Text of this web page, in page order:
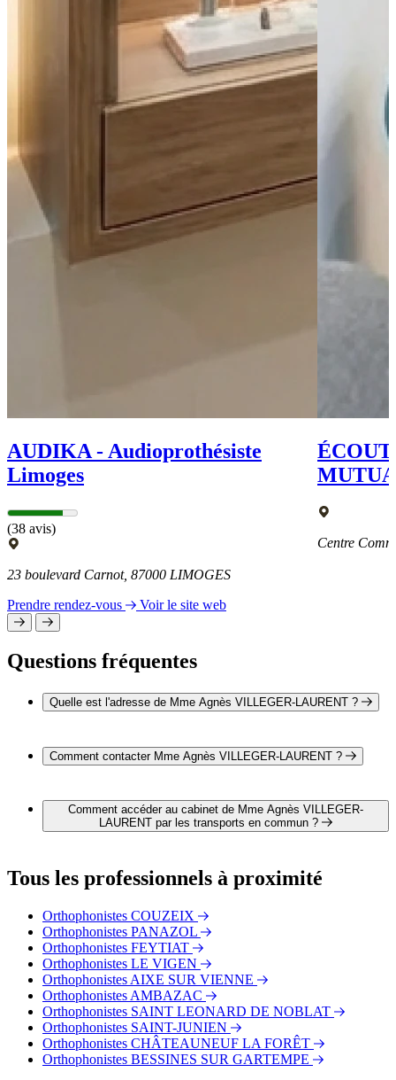
AUDIKA - Audioprothésiste
Limoges
(38 avis)
23 boulevard Carnot, 87000 LIMOGES
Prendre rendez-vous
Voir le site web
Centre
Questions fréquentes
Quelle est l'adresse de Mme Agnès VILLEGER-LAURENT ?
Résidence le Sancy 87000 LIMOGES
Comment contacter Mme Agnès VILLEGER-LAURENT ?
LAURENT par téléphone au 05 55 43 95 73.
Comment accéder au cabinet de Mme Agnès VILLEGER-
LAURENT par les transports en commun ?
à proximité des arrêts suivants :
Bus - G. Péri
Bus - Place Jourdan
Tous les professionnels à proximité
Orthophonistes COUZEIX
Orthophonistes PANAZOL
Orthophonistes FEYTIAT
Orthophonistes LE VIGEN
Orthophonistes AIXE SUR VIENNE
Orthophonistes AMBAZAC
Orthophonistes SAINT LEONARD DE NOBLAT
Orthophonistes SAINT-JUNIEN
Orthophonistes CHÂTEAUNEUF LA FORÊT
Orthophonistes BESSINES SUR GARTEMPE